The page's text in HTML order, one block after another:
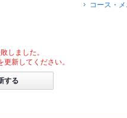
コース・
しました。
新してください。
する